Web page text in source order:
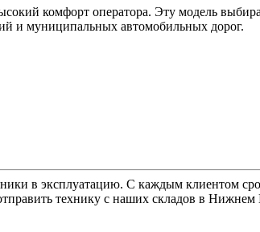
комфорт оператора. Эту модель
и муниципальных автомобильных дорог.
в эксплуатацию. С каждым клиентом
технику с наших складов в